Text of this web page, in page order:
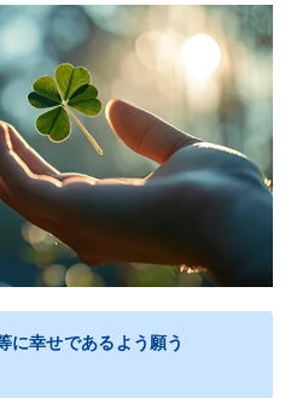
に幸せであるよう願う